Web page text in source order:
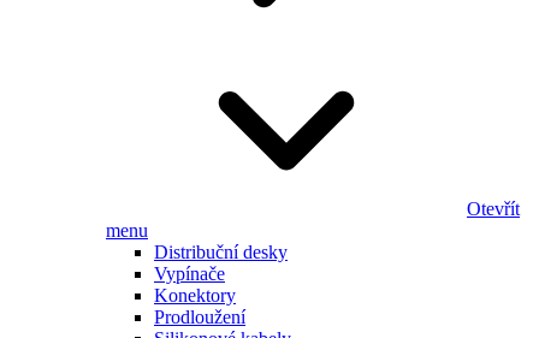
Otevřít
menu
Distribuční desky
Vypínače
Konektory
Prodloužení